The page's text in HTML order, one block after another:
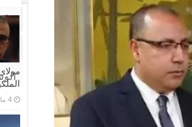
4 مايو، 2026